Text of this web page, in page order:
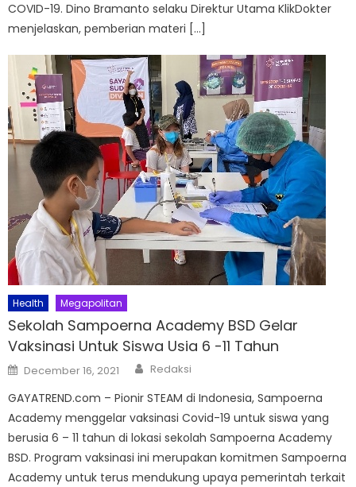
COVID-19. Dino Bramanto selaku Direktur Utama KlikDokter
menjelaskan, pemberian materi […]
Health Megapolitan
Sekolah Sampoerna Academy BSD Gelar
Vaksinasi Untuk Siswa Usia 6 -11 Tahun
Posted
on
December 16, 2021 Author
Redaksi
GAYATREND.com – Pionir STEAM di Indonesia, Sampoerna
Academy menggelar vaksinasi Covid-19 untuk siswa yang
berusia 6 – 11 tahun di lokasi sekolah Sampoerna Academy
BSD. Program vaksinasi ini merupakan komitmen Sampoerna
Academy untuk terus mendukung upaya pemerintah terkait